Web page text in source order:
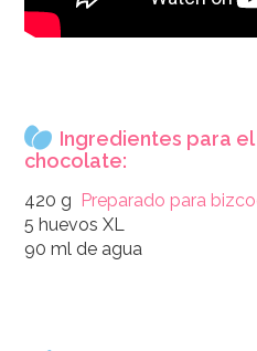
Ingredientes para
chocolate:
420 g Preparado para
5 huevos XL
90 ml de agua